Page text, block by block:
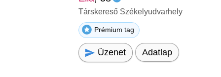
Társkereső Székelyudvarhely
Prémium tag
Üzenet Adatlap